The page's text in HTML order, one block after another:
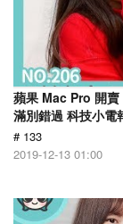
蘋果 Mac Pro 開
滿別錯過 科技小電
# 133
2019-12-13 01:00